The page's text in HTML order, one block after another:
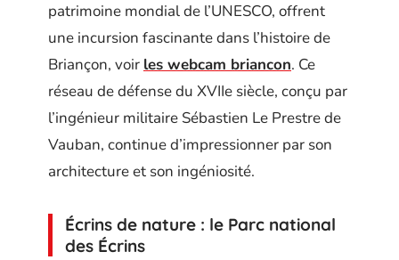
patrimoine mondial de l’UNESCO, offrent
une incursion fascinante dans l’histoire de
Briançon, voir les webcam briancon. Ce
réseau de défense du XVIIe siècle, conçu par
l’ingénieur militaire Sébastien Le Prestre de
Vauban, continue d’impressionner par son
architecture et son ingéniosité.
Écrins de nature : le Parc national
des Écrins